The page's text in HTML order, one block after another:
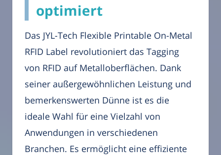
optimiert
Das JYL-Tech Flexible Printable On-Metal
RFID Label revolutioniert das Tagging
von RFID auf Metalloberflächen. Dank
seiner außergewöhnlichen Leistung und
bemerkenswerten Dünne ist es die
ideale Wahl für eine Vielzahl von
Anwendungen in verschiedenen
Branchen. Es ermöglicht eine effiziente